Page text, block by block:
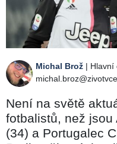
Michal Brož | Hlavní
Není na světě
fotbalistů, než jsou
(34) a Portugalec